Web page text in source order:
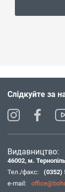
Слідкуйте за
Видавництво:
46002, м.
Тел./факс:
(0352)
e-mail: